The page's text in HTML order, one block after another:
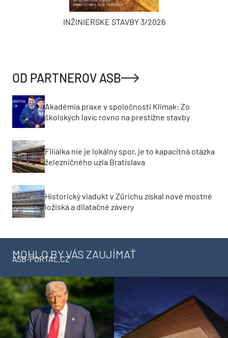
INŽINIERSKE STAVBY 3/2026
OD PARTNEROV ASB
Akadémia praxe v spoločnosti Klimak: Zo
školských lavíc rovno na prestížne stavby
Filiálka nie je lokálny spor, je to kapacitná otázka
železničného uzla Bratislava
Historický viadukt v Zürichu získal nové mostné
ložiská a dilatačné závery
MOHLO BY VÁS ZAUJÍMAŤ
ASB-PORTAL.CZ